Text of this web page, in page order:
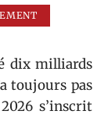
dix milliards
toujours pas
s’inscrit